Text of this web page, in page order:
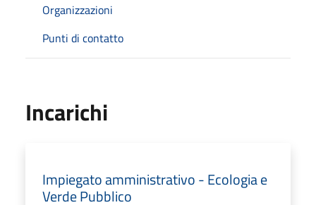
Organizzazioni
Punti di contatto
Incarichi
Impiegato amministrativo - Ecologia e
Verde Pubblico